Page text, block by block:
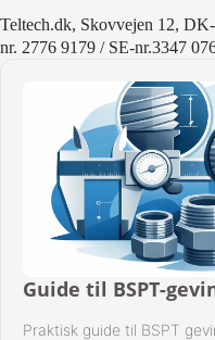
Teltech.dk, Skovvejen 12,
nr. 2776 9179 / SE-nr.3347
Guide til BSPT-
Praktisk guide til BSPT